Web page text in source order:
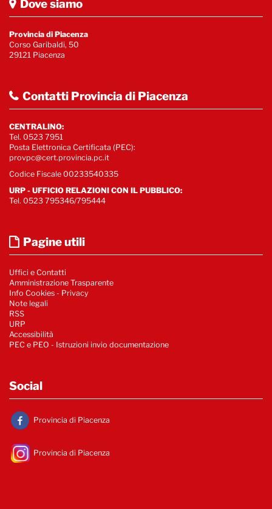
Dove siamo
Provincia di Piacenza
Corso Garibaldi, 50
29121 Piacenza
Contatti Provincia di Piacenza
CENTRALINO:
Tel. 0523 7951
Posta Elettronica Certificata (PEC):
provpc@cert.provincia.pc.it
Codice Fiscale 00233540335
URP - UFFICIO RELAZIONI CON IL PUBBLICO:
Tel. 0523 795346/795444
Pagine utili
Uffici e Contatti
Amministrazione Trasparente
Info Cookies - Privacy
Note legali
RSS
URP
Accessibilità
PEC e PEO - Istruzioni invio documentazione
Social
Provincia di Piacenza
Provincia di Piacenza